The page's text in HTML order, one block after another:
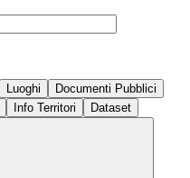
Luoghi
Documenti Pubblici
Info Territori Dataset